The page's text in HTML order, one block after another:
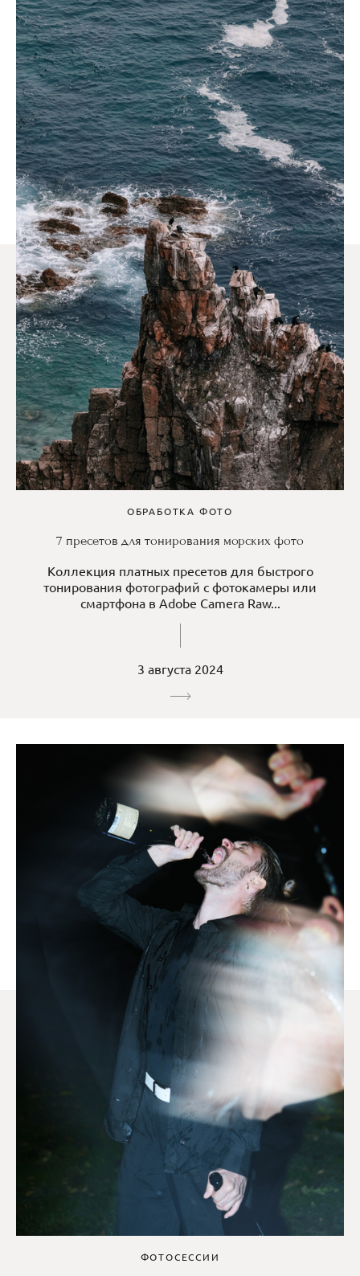
ОБРАБОТКА ФОТО
7 пресетов для тонирования морских фото
Коллекция платных пресетов для быстрого
тонирования фотографий с фотокамеры или
смартфона в Adobe Camera Raw...
3 августа 2024
ФОТОСЕССИИ